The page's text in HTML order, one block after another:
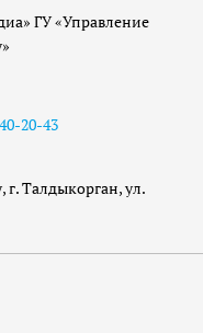
ГУ «Управление
20-43
г. Талдыкорган, ул.